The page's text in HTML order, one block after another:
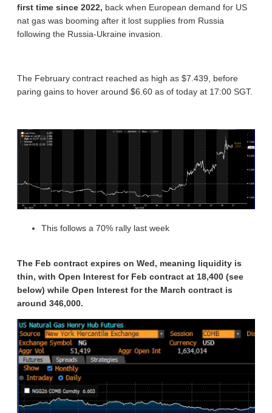
first time since 2022, back when European demand for US
nat gas was booming after it lost supplies from Russia
following the Russia-Ukraine invasion.
The February contract reached as high as $7.439, before
paring gains to hover around $6.60 as of today at 17:00 SGT.
This follows a 70% rally last week
The Feb contract expires on Wed, meaning liquidity is
thin, with Open Interest for Feb contract at 18,400 (see
below) while Open Interest for the March contract is
around 346,000.